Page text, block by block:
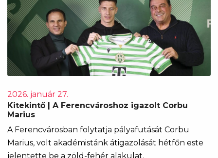
2026. január 27.
Kitekintő | A Ferencvároshoz igazolt Corbu
Marius
A Ferencvárosban folytatja pályafutását Corbu
Marius, volt akadémistánk átigazolását hétfőn este
jelentette be a zöld-fehér alakulat.